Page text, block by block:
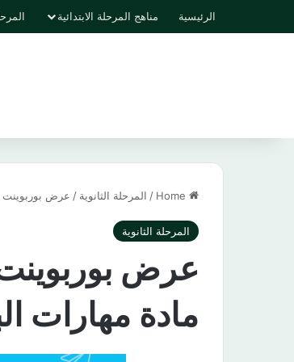
الرئيسية مناهج المرحلة الابتدائية
/ المرحلة الثانوية / عرض بوربوينت
المرحلة الثانوية
عرض
مادة مهارات